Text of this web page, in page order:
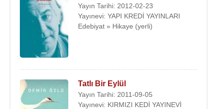
Yayın Tarihi: 2012-02-23
Yayınevi: YAPI KREDİ YAYINLARI
Edebiyat » Hikaye (yerli)
Tatlı Bir Eylül
Yayın Tarihi: 2011-09-05
Yayınevi: KIRMIZI KEDİ YAYINEVİ